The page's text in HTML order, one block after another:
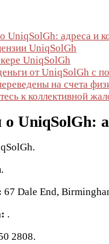
UniqSolGh: адреса и
UniqSolGh
UniqSolGh
от UniqSolGh с
на счета
к коллективной
UniqSolGh:
67 Dale End,
.
2808.